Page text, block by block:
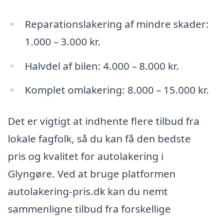
Reparationslakering af mindre skader:
1.000 – 3.000 kr.
Halvdel af bilen: 4.000 – 8.000 kr.
Komplet omlakering: 8.000 – 15.000 kr.
Det er vigtigt at indhente flere tilbud fra
lokale fagfolk, så du kan få den bedste
pris og kvalitet for autolakering i
Glyngøre. Ved at bruge platformen
autolakering-pris.dk kan du nemt
sammenligne tilbud fra forskellige